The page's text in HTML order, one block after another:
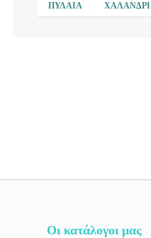
ΠΥΛΑΊΑ ΧΑΛΆΝΔΡΙ
Οι κατάλογοι μας